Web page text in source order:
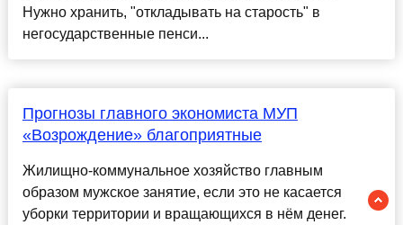
Нужно хранить, "откладывать на старость" в
негосударственные пенси...
Прогнозы главного экономиста МУП
«Возрождение» благоприятные
Жилищно-коммунальное хозяйство главным
образом мужское занятие, если это не касается
уборки территории и вращающихся в нём денег.